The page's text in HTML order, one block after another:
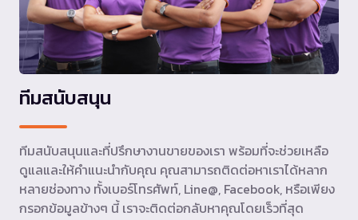
ทีมสนับสนุน
ทีมสนับสนุนและที่ปรึกษางานขายของเรา พร้อมที่จะช่วยเหลือ
ดูแลและให้คำแนะนำกับคุณ คุณสามารถติดต่อหาเราได้หลาก
หลายช่องทาง ทั้งเบอร์โทรศัพท์, Line@, Facebook, หรือเพียง
กรอกข้อมูลข้างๆ นี้ เราจะติดต่อกลับหาคุณโดยเร็วที่สุด